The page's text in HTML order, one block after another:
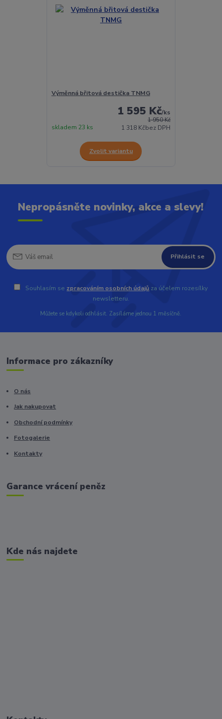
Výměnná břitová destička TNMG
1 950 Kč
1 595 Kč/ks
1 318 Kčbez DPH
skladem 23 ks
Zvolit variantu
Nepropásněte novinky, akce a slevy!
Přihlásit se
Souhlasím se zpracováním osobních údajů za účelem rozesílky
newsletteru.
Můžete se kdykoli odhlásit. Zasíláme jednou 1 měsíčně.
Informace pro zákazníky
O nás
Jak nakupovat
Obchodní podmínky
Fotogalerie
Kontakty
Garance vrácení peněz
Kde nás najdete